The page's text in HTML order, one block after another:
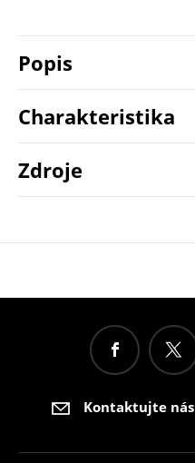
Popis
Charakteristika
Zdroje
Kontaktujte nás